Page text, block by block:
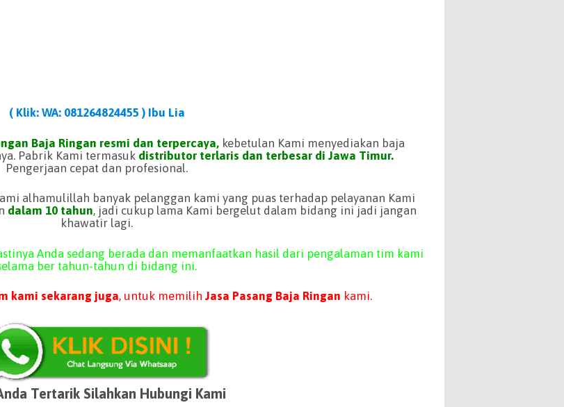
( Klik: WA: 081264824455 ) Ibu Lia
Baja Ringan resmi dan terpercaya, kebetulan Kami menyediakan baja
Pabrik Kami termasuk distributor terlaris dan terbesar di Jawa Timur.
Pengerjaan cepat dan profesional.
alhamulillah banyak pelanggan kami yang puas terhadap pelayanan Kami
dalam 10 tahun, jadi cukup lama Kami bergelut dalam bidang ini jadi jangan
khawatir lagi.
Anda sedang berada dan memanfaatkan hasil dari pengalaman tim kami
ber tahun-tahun di bidang ini.
kami sekarang juga, untuk memilih Jasa Pasang Baja Ringan kami.
Tertarik Silahkan Hubungi Kami